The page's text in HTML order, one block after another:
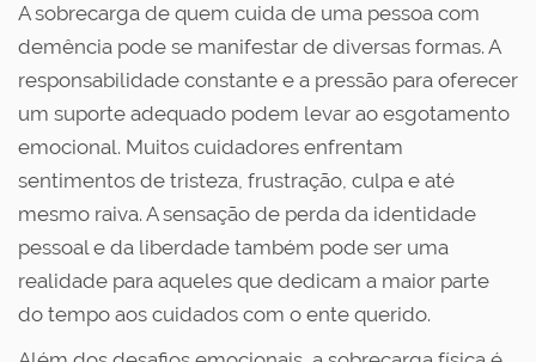
A sobrecarga de quem cuida de uma pessoa com
demência pode se manifestar de diversas formas. A
responsabilidade constante e a pressão para oferecer
um suporte adequado podem levar ao esgotamento
emocional. Muitos cuidadores enfrentam
sentimentos de tristeza, frustração, culpa e até
mesmo raiva. A sensação de perda da identidade
pessoal e da liberdade também pode ser uma
realidade para aqueles que dedicam a maior parte
do tempo aos cuidados com o ente querido.